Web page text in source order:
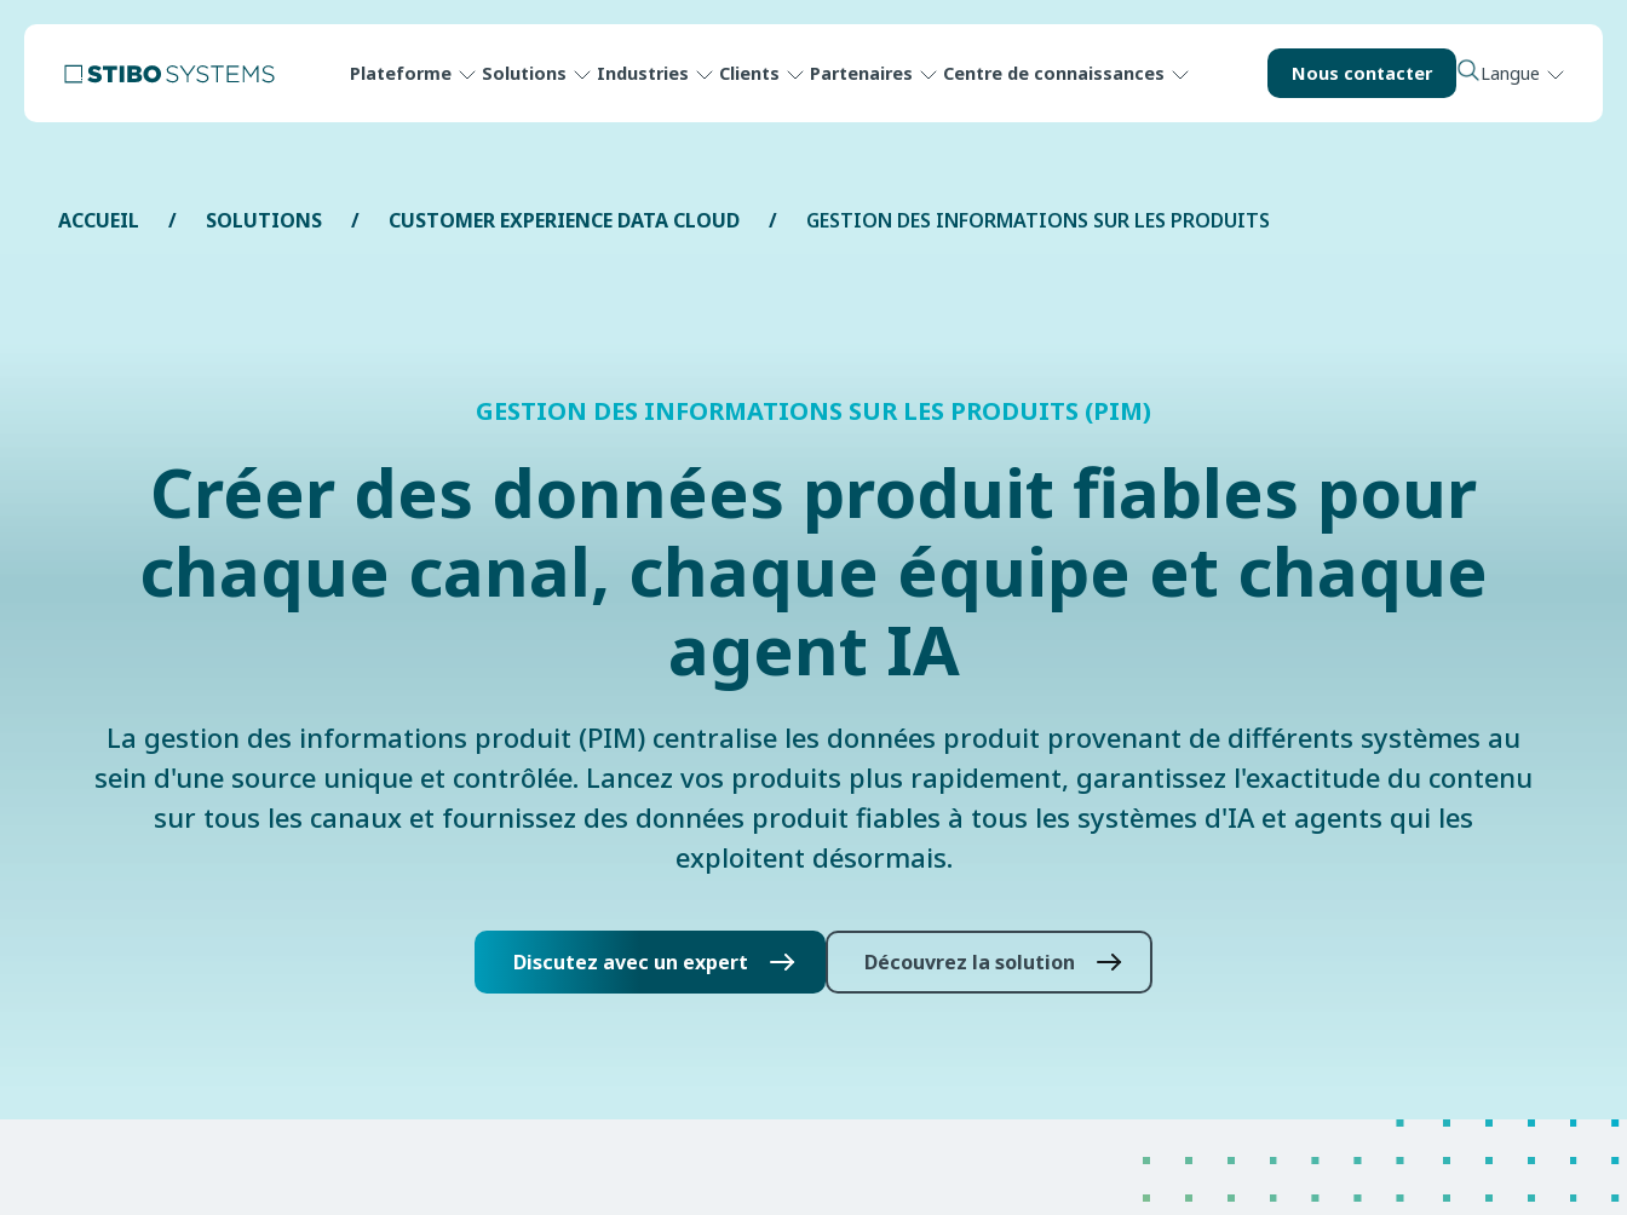
Plateforme Solutions Industries Clients Partenaires Centre de connaissances Nous contacter Langue
ACCUEIL SOLUTIONS CUSTOMER EXPERIENCE DATA CLOUD GESTION DES INFORMATIONS SUR LES PRODUITS
GESTION DES INFORMATIONS SUR LES PRODUITS (PIM)
Créer des données produit fiables pour
chaque canal, chaque équipe et chaque
agent IA
La gestion des informations produit (PIM) centralise les données produit provenant de différents systèmes au
sein d'une source unique et contrôlée. Lancez vos produits plus rapidement, garantissez l'exactitude du contenu
sur tous les canaux et fournissez des données produit fiables à tous les systèmes d'IA et agents qui les
exploitent désormais.
Discutez avec un expert Découvrez la solution